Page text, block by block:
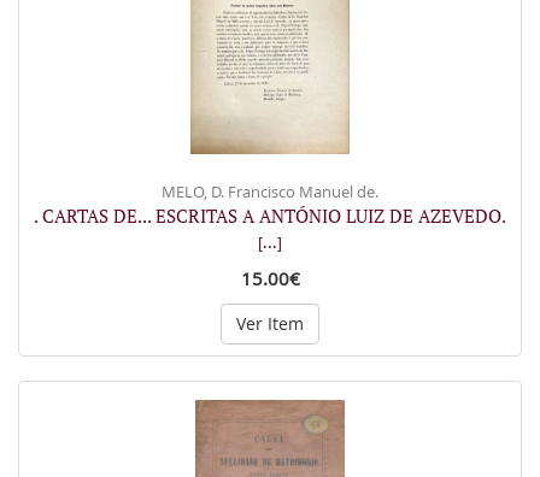
MELO, D. Francisco Manuel de.
. CARTAS DE... ESCRITAS A ANTÓNIO LUIZ DE AZEVEDO.
[...]
15.00€
Ver Item